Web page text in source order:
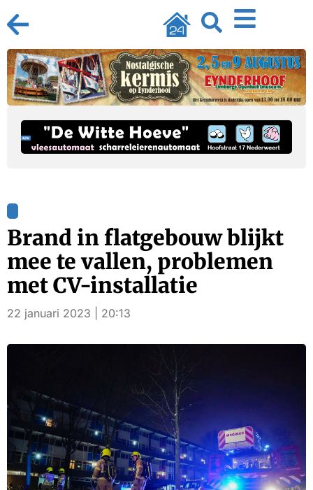
Brand in flatgebouw blijkt
mee te vallen, problemen
met CV-installatie
22 januari 2023 | 20:13